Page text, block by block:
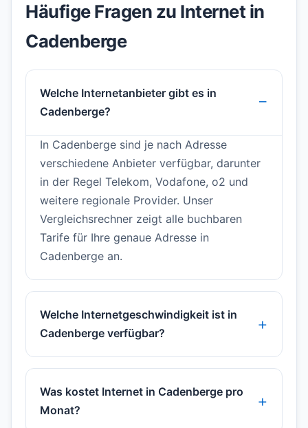
Häufige Fragen zu Internet in
Cadenberge
Welche Internetanbieter gibt es in
Cadenberge?
In Cadenberge sind je nach Adresse
verschiedene Anbieter verfügbar, darunter
in der Regel Telekom, Vodafone, o2 und
weitere regionale Provider. Unser
Vergleichsrechner zeigt alle buchbaren
Tarife für Ihre genaue Adresse in
Cadenberge an.
Welche Internetgeschwindigkeit ist in
Cadenberge verfügbar?
Was kostet Internet in Cadenberge pro
Monat?